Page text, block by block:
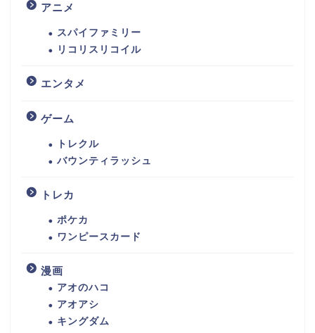
アニメ
スパイファミリー
リコリスリコイル
エンタメ
ゲーム
トレクル
バウンティラッシュ
トレカ
ポケカ
ワンピースカード
漫画
アオのハコ
アオアシ
キングダム